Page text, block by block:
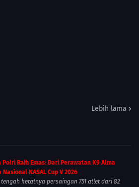
Lebih lama
Polri Raih Emas: Dari Perawatan K9 Alma
Nasional KASAL Cup V 2026
ketatnya persaingan 751 atlet dari 82